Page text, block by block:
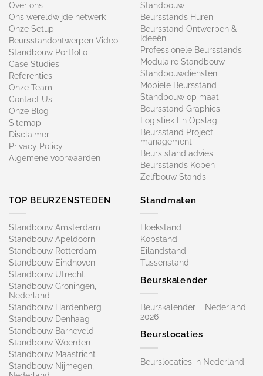
Over ons
Ons wereldwijde netwerk
Onze Setup
Beursstandontwerpen Video
Standbouw Portfolio
Case Studies
Referenties
Onze Team
Contact Us
Onze Blog
Sitemap
Disclaimer
Privacy Policy
Algemene voorwaarden
Standbouw
Beursstands Huren
Beursstand Ontwerpen &
Ideeën
Professionele Beursstands
Modulaire Standbouw
Standbouwdiensten
Mobiele Beursstand
Standbouw op maat​
Beursstand Graphics
Logistiek En Opslag
Beursstand Project
management
Beurs stand advies
Beursstands Kopen
Zelfbouw Stands
TOP BEURZENSTEDEN
Standbouw Amsterdam
Standbouw Apeldoorn
Standbouw Rotterdam
Standbouw Eindhoven
Standbouw Utrecht
Standbouw Groningen,
Nederland
Standbouw Hardenberg
Standbouw Denhaag
Standbouw Barneveld
Standbouw Woerden
Standbouw Maastricht
Standbouw Nijmegen,
Standmaten
Hoekstand
Kopstand
Eilandstand
Tussenstand
Beurskalender
Beurskalender – Nederland
2026
Beurslocaties
Beurslocaties in Nederland